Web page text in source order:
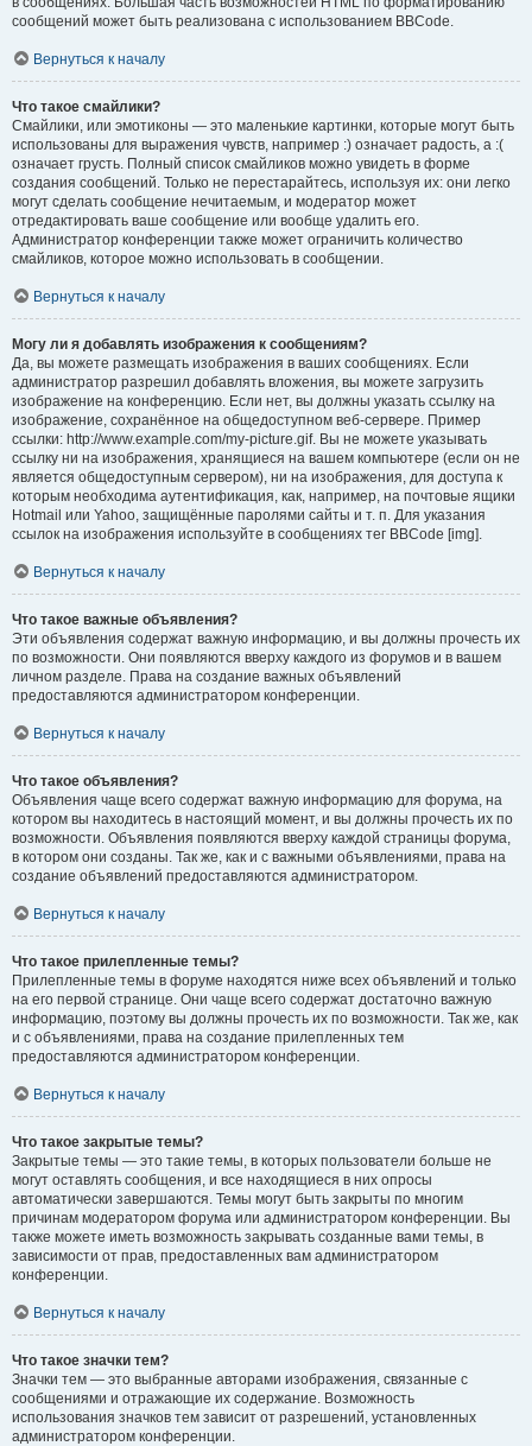
сообщений может быть реализована с использованием BBCode.
Вернуться к началу
Что такое смайлики?
Смайлики, или эмотиконы — это маленькие картинки, которые могут быть
использованы для выражения чувств, например :) означает радость, а :(
означает грусть. Полный список смайликов можно увидеть в форме
создания сообщений. Только не перестарайтесь, используя их: они легко
могут сделать сообщение нечитаемым, и модератор может
отредактировать ваше сообщение или вообще удалить его.
Администратор конференции также может ограничить количество
смайликов, которое можно использовать в сообщении.
Вернуться к началу
Могу ли я добавлять изображения к сообщениям?
Да, вы можете размещать изображения в ваших сообщениях. Если
администратор разрешил добавлять вложения, вы можете загрузить
изображение на конференцию. Если нет, вы должны указать ссылку на
изображение, сохранённое на общедоступном веб-сервере. Пример
ссылки: http://www.example.com/my-picture.gif. Вы не можете указывать
ссылку ни на изображения, хранящиеся на вашем компьютере (если он не
является общедоступным сервером), ни на изображения, для доступа к
которым необходима аутентификация, как, например, на почтовые ящики
Hotmail или Yahoo, защищённые паролями сайты и т. п. Для указания
ссылок на изображения используйте в сообщениях тег BBCode [img].
Вернуться к началу
Что такое важные объявления?
Эти объявления содержат важную информацию, и вы должны прочесть их
по возможности. Они появляются вверху каждого из форумов и в вашем
личном разделе. Права на создание важных объявлений
предоставляются администратором конференции.
Вернуться к началу
Что такое объявления?
Объявления чаще всего содержат важную информацию для форума, на
котором вы находитесь в настоящий момент, и вы должны прочесть их по
возможности. Объявления появляются вверху каждой страницы форума,
в котором они созданы. Так же, как и с важными объявлениями, права на
создание объявлений предоставляются администратором.
Вернуться к началу
Что такое прилепленные темы?
Прилепленные темы в форуме находятся ниже всех объявлений и только
на его первой странице. Они чаще всего содержат достаточно важную
информацию, поэтому вы должны прочесть их по возможности. Так же, как
и с объявлениями, права на создание прилепленных тем
предоставляются администратором конференции.
Вернуться к началу
Что такое закрытые темы?
Закрытые темы — это такие темы, в которых пользователи больше не
могут оставлять сообщения, и все находящиеся в них опросы
автоматически завершаются. Темы могут быть закрыты по многим
причинам модератором форума или администратором конференции. Вы
также можете иметь возможность закрывать созданные вами темы, в
зависимости от прав, предоставленных вам администратором
конференции.
Вернуться к началу
Что такое значки тем?
Значки тем — это выбранные авторами изображения, связанные с
сообщениями и отражающие их содержание. Возможность
использования значков тем зависит от разрешений, установленных
администратором конференции.